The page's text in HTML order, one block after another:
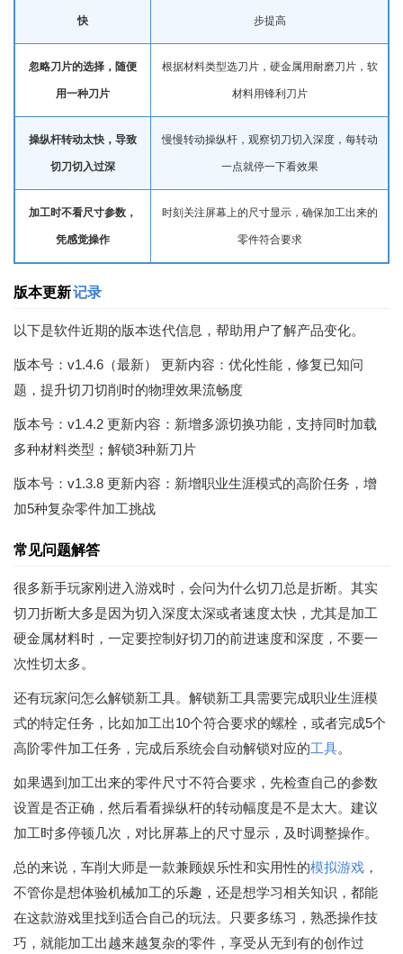
快 步提高
忽略刀片的选择，随便
用一种刀片
根据材料类型选刀片，硬金属用耐磨刀片，软
材料用锋利刀片
操纵杆转动太快，导致
切刀切入过深
慢慢转动操纵杆，观察切刀切入深度，每转动
一点就停一下看效果
加工时不看尺寸参数，
凭感觉操作
时刻关注屏幕上的尺寸显示，确保加工出来的
零件符合要求
版本更新记录
以下是软件近期的版本迭代信息，帮助用户了解产品变化。
版本号：v1.4.6（最新） 更新内容：优化性能，修复已知问
题，提升切刀切削时的物理效果流畅度
版本号：v1.4.2 更新内容：新增多源切换功能，支持同时加载
多种材料类型；解锁3种新刀片
版本号：v1.3.8 更新内容：新增职业生涯模式的高阶任务，增
加5种复杂零件加工挑战
常见问题解答
很多新手玩家刚进入游戏时，会问为什么切刀总是折断。其实
切刀折断大多是因为切入深度太深或者速度太快，尤其是加工
硬金属材料时，一定要控制好切刀的前进速度和深度，不要一
次性切太多。
还有玩家问怎么解锁新工具。解锁新工具需要完成职业生涯模
式的特定任务，比如加工出10个符合要求的螺栓，或者完成5个
高阶零件加工任务，完成后系统会自动解锁对应的工具。
如果遇到加工出来的零件尺寸不符合要求，先检查自己的参数
设置是否正确，然后看看操纵杆的转动幅度是不是太大。建议
加工时多停顿几次，对比屏幕上的尺寸显示，及时调整操作。
总的来说，车削大师是一款兼顾娱乐性和实用性的模拟游戏 ，
不管你是想体验机械加工的乐趣，还是想学习相关知识，都能
在这款游戏里找到适合自己的玩法。只要多练习，熟悉操作技
巧，就能加工出越来越复杂的零件，享受从无到有的创作过